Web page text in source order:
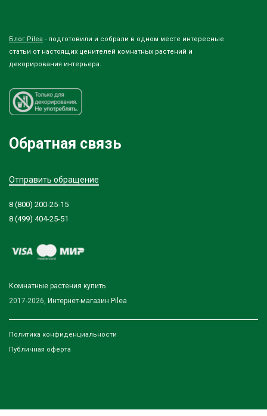
Блог Pilea - подготовили и собрали в одном месте интересные
статьи от настоящих ценителей комнатных растений и
декорирования интерьера.
Обратная связь
Отправить обращение
8 (800) 200-25-15
8 (499) 404-25-51
Комнатные растения купить
2017-2026, Интернет-магазин Pilea
Политика конфиденциальности
Публичная оферта